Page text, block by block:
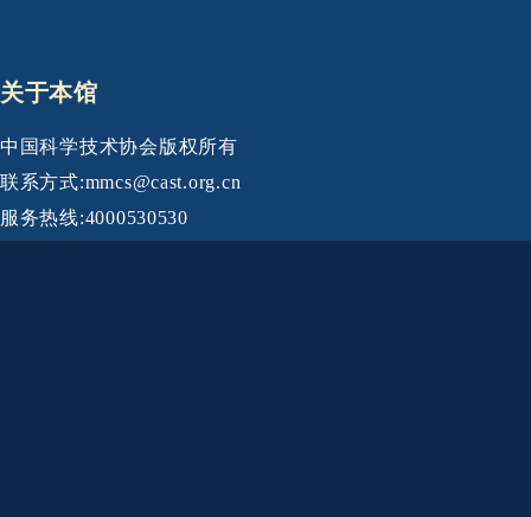
关于本馆
中国科学技术协会版权所有
联系方式:mmcs@cast.org.cn
服务热线:4000530530